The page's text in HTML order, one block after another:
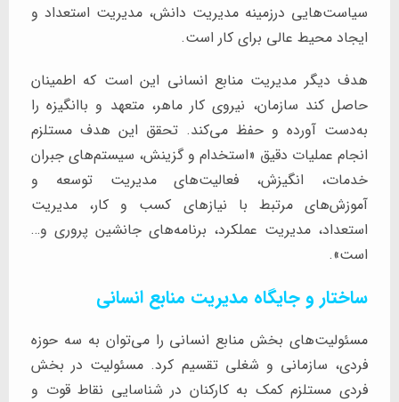
سیاست‌هایی درزمینه مدیریت دانش، مدیریت استعداد و
ایجاد محیط عالی برای کار است.
هدف دیگر مدیریت منابع انسانی این است که اطمینان
حاصل کند سازمان، نیروی کار ماهر، متعهد و باانگیزه را
به‌دست آورده و حفظ می‌کند. تحقق این هدف مستلزم
انجام عملیات دقیق «استخدام و گزینش، سیستم‌های جبران
خدمات، انگیزش، فعالیت‌های مدیریت توسعه و
آموزش‌های مرتبط با نیازهای کسب و کار، مدیریت
استعداد، مدیریت عملکرد، برنامه‌های جانشین ‌پروری و…
است».
ساختار و جایگاه مدیریت منابع انسانی
مسئولیت‌های بخش منابع انسانی را می‌توان به سه حوزه
فردی، سازمانی و شغلی تقسیم کرد. مسئولیت در بخش
فردی مستلزم کمک به کارکنان در شناسایی نقاط قوت و